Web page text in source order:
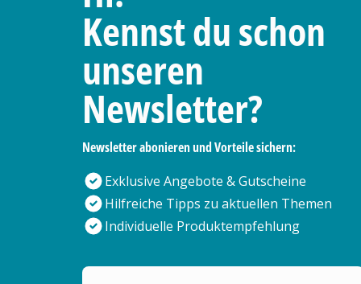
Kennst du schon
unseren
Newsletter?
Newsletter abonieren und Vorteile sichern:
Exklusive Angebote & Gutscheine
Hilfreiche Tipps zu aktuellen Themen
Individuelle Produktempfehlung
Deine E-Mail Adresse